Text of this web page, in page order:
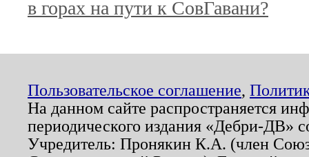
в горах на пути к СовГавани?
Пользовательское соглашение,
На данном сайте распространяется
периодического издания «Дебри-ДВ»
Учредитель: Пронякин К.А. (член